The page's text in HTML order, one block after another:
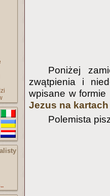
Poniżej
zwątpienia i
wpisane w formie
Jezus na
Polemista